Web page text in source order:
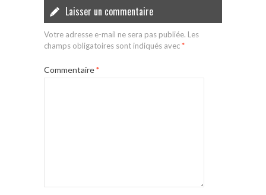
Laisser un commentaire
Votre adresse e-mail ne sera pas publiée. Les
champs obligatoires sont indiqués avec*
Commentaire*